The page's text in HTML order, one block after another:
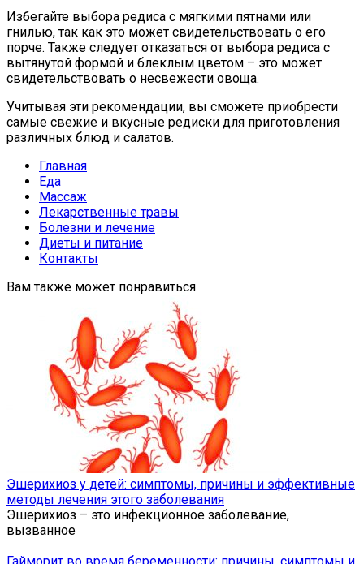
Избегайте выбора редиса с мягкими пятнами или
гнилью, так как это может свидетельствовать о его
порче. Также следует отказаться от выбора редиса с
вытянутой формой и блеклым цветом – это может
свидетельствовать о несвежести овоща.
Учитывая эти рекомендации, вы сможете приобрести
самые свежие и вкусные редиски для приготовления
различных блюд и салатов.
Главная
Еда
Массаж
Лекарственные травы
Болезни и лечение
Диеты и питание
Контакты
Вам также может понравиться
Эшерихиоз у детей: симптомы, причины и эффективные
методы лечения этого заболевания
Эшерихиоз – это инфекционное заболевание,
вызванное